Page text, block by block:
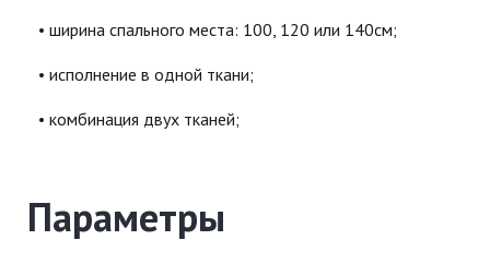
ширина спального места: 100, 120 или 140см;
исполнение в одной ткани;
комбинация двух тканей;
Параметры